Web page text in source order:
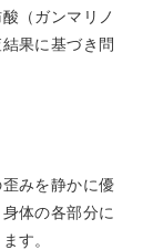
（ガンマリノ
果に基づき問
みを静かに優
体の各部分に
す。